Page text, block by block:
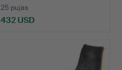
25 pujas
432 USD